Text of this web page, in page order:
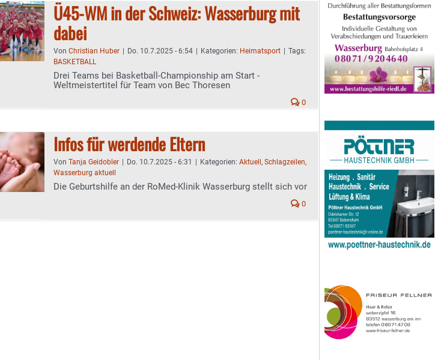
Ü45-WM in der Schweiz: Wasserburg mit
dabei
Von Christian Huber Do. 10.7.2025 - 6:54 Kategorien: Heimatsport
Tags:
BASKETBALL
Drei Teams bei Basketball-Championship am Start -
Weltmeistertitel für Team von Bec Thoresen
0
Infos für werdende Eltern
Von Tanja Geidobler Do. 10.7.2025 - 6:31 Kategorien: Aktuell , Schlagzeilen,
Wasserburg aktuell
Die Geburtshilfe an der RoMed-Klinik Wasserburg stellt sich vor
0